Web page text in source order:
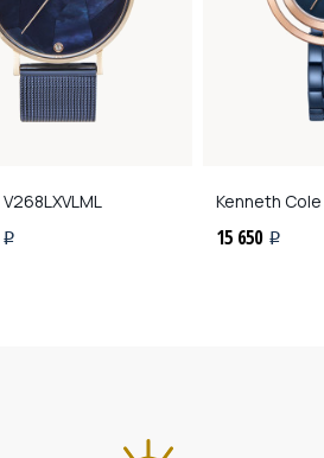
V268LXVLML
i
Kenneth Cole
15 650 i